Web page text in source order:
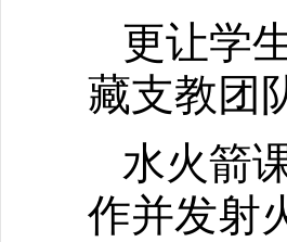
更让学
藏支教团
水火箭
作并发射